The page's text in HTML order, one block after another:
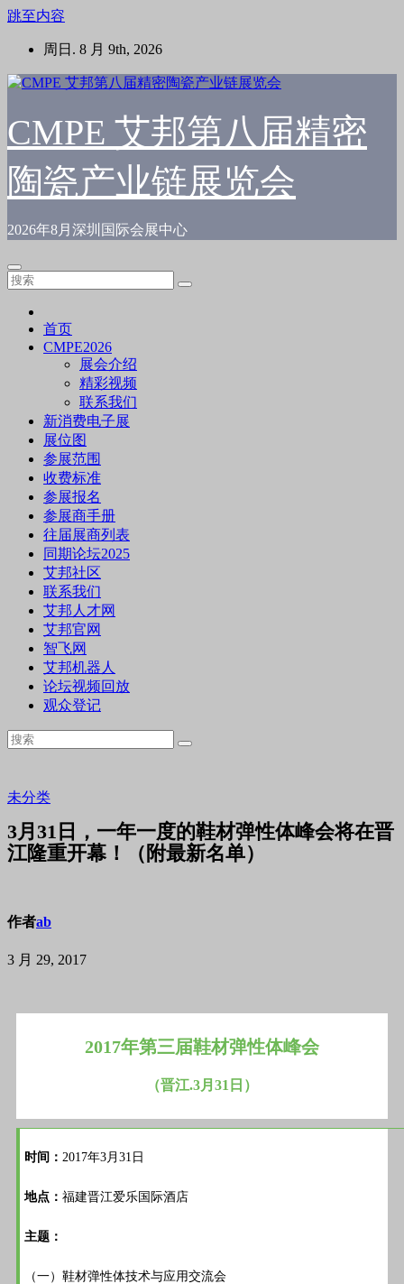
跳至内容
周日. 8 月 9th, 2026
CMPE 艾邦第八届精密
陶瓷产业链展览会
2026年8月深圳国际会展中心
首页
CMPE2026
展会介绍
精彩视频
联系我们
新消费电子展
展位图
参展范围
收费标准
参展报名
参展商手册
往届展商列表
同期论坛2025
艾邦社区
联系我们
艾邦人才网
艾邦官网
智飞网
艾邦机器人
论坛视频回放
观众登记
未分类
3月31日，一年一度的鞋材弹性体峰会将在晋
江隆重开幕！（附最新名单）
作者ab
3 月 29, 2017
2017年第三届鞋材弹性体峰会
（晋江.3月31日）
时间： 2017年3月31日
地点： 福建晋江爱乐国际酒店
主题：
（一）鞋材弹性体技术与应用交流会